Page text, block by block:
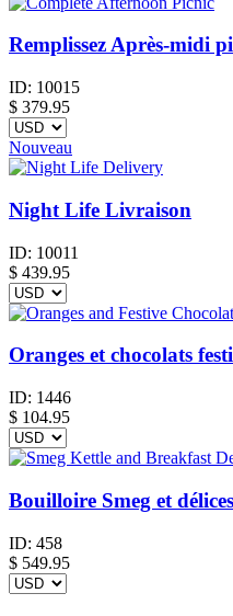
Remplissez Après-midi
ID: 10015
$ 379.95
Nouveau
Night Life Livraison
ID: 10011
$ 439.95
Oranges et chocolats
ID: 1446
$ 104.95
Bouilloire Smeg et
ID: 458
$ 549.95